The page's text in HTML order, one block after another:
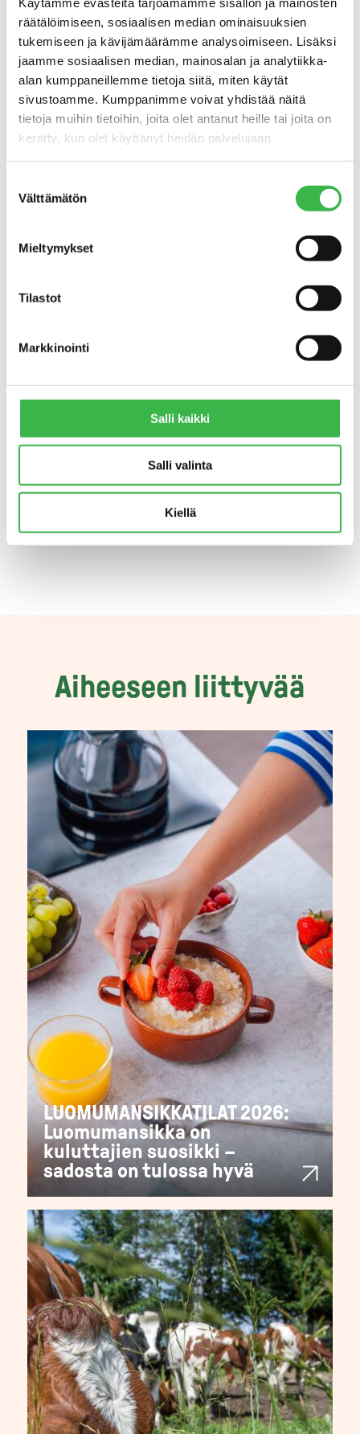
räätälöimiseen, sosiaalisen median ominaisuuksien
tukemiseen ja kävijämäärämme analysoimiseen. Lisäksi
jaamme sosiaalisen median, mainosalan ja analytiikka-
alan kumppaneillemme tietoja siitä, miten käytät
sivustoamme. Kumppanimme voivat yhdistää näitä
tietoja muihin tietoihin, joita olet antanut heille tai joita on
kerätty, kun olet käyttänyt heidän palvelujaan.
valinta
Välttämätön
Mieltymykset
Tilastot
Markkinointi
Salli kaikki
Salli valinta
Kiellä
tavoite on 60 %: esimerkiksi
Kööpenhaminassa luomun osuus
lähentelee jo 90 %:a. Meillä tavoitteena on
nostaa luomuraaka-aineiden osuus
julkisissa keittiöissä 20 %:iin vuoteen 2020
mennessä: tällä hetkellä osuus on noin 6
%.
Parhaillaan valmistelussa oleva säädös,
joka mahdollistaisi luomulle tavanomaista
maitoa korkeamman koulumaitotuen,
käyttöä myös Suomen kouluissa ja
Raaka-aineista pulaa
Luomua eniten kuluttavissa maissa
pulaa monista luomuraaka-aineista.
Onneksi kuitenkin myös luomutuotanto
lisääntyy: tänä vuonna luomukurssit ovat
kiinnostaneet viljelijöitä aiempaa
uutta luomupeltoa.
Aiheeseen liittyvää
LUOMUMANSIKKATILAT 2026:
Luomumansikka on
kuluttajien suosikki –
sadosta on tulossa hyvä